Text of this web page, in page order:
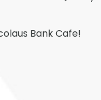
Bank Cafe!